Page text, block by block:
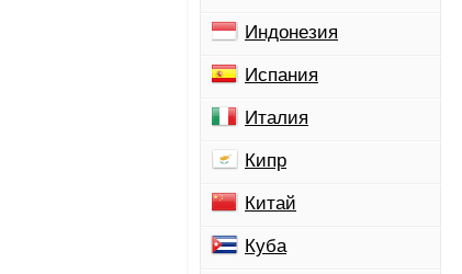
Индонезия
Испания
Италия
Кипр
Китай
Куба